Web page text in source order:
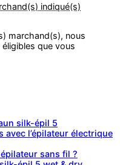
silk-épil 5
l’épilateur électrique
sans fil ?